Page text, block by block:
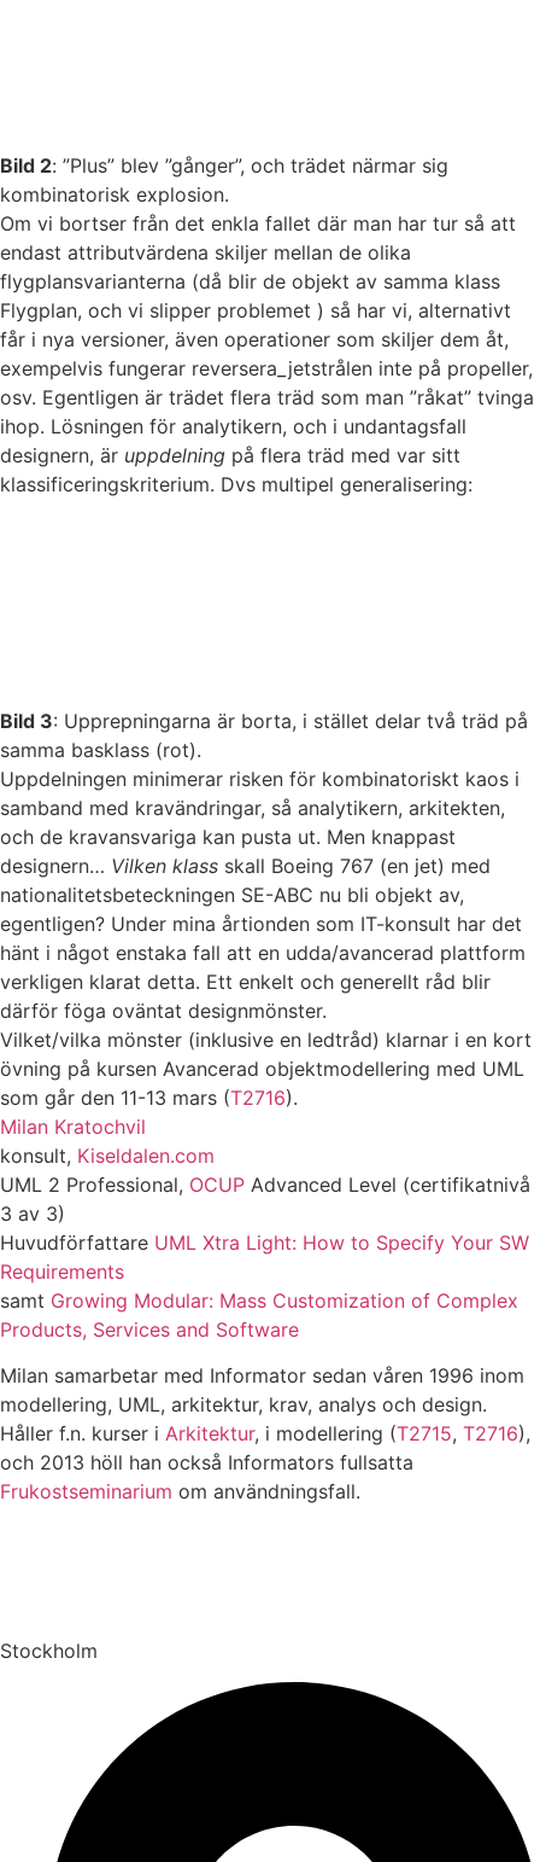
Bild 2: ”Plus” blev ”gånger”, och trädet närmar sig
kombinatorisk explosion.
Om vi bortser från det enkla fallet där man har tur så att
endast attributvärdena skiljer mellan de olika
flygplansvarianterna (då blir de objekt av samma klass
Flygplan, och vi slipper problemet ) så har vi, alternativt
får i nya versioner, även operationer som skiljer dem åt,
exempelvis fungerar reversera_jetstrålen inte på propeller,
osv. Egentligen är trädet flera träd som man ”råkat” tvinga
ihop. Lösningen för analytikern, och i undantagsfall
designern, är uppdelning på flera träd med var sitt
klassificeringskriterium. Dvs multipel generalisering:
Bild 3: Upprepningarna är borta, i stället delar två träd på
samma basklass (rot).
Uppdelningen minimerar risken för kombinatoriskt kaos i
samband med kravändringar, så analytikern, arkitekten,
och de kravansvariga kan pusta ut. Men knappast
designern… Vilken klass skall Boeing 767 (en jet) med
nationalitetsbeteckningen SE-ABC nu bli objekt av,
egentligen? Under mina årtionden som IT-konsult har det
hänt i något enstaka fall att en udda/avancerad plattform
verkligen klarat detta. Ett enkelt och generellt råd blir
därför föga oväntat designmönster.
Vilket/vilka mönster (inklusive en ledtråd) klarnar i en kort
övning på kursen Avancerad objektmodellering med UML
som går den 11-13 mars (T2716).
Milan Kratochvil
konsult, Kiseldalen.com
UML 2 Professional, OCUP Advanced Level (certifikatnivå
3 av 3)
Huvudförfattare UML Xtra Light: How to Specify Your SW
Requirements
samt Growing Modular: Mass Customization of Complex
Products, Services and Software
Milan samarbetar med Informator sedan våren 1996 inom
modellering, UML, arkitektur, krav, analys och design.
Håller f.n. kurser i Arkitektur, i modellering (T2715, T2716),
och 2013 höll han också Informators fullsatta
Frukostseminarium om användningsfall.
Stockholm